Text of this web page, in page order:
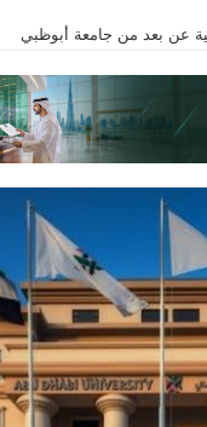
عن بعد من جامعة أبوظبي